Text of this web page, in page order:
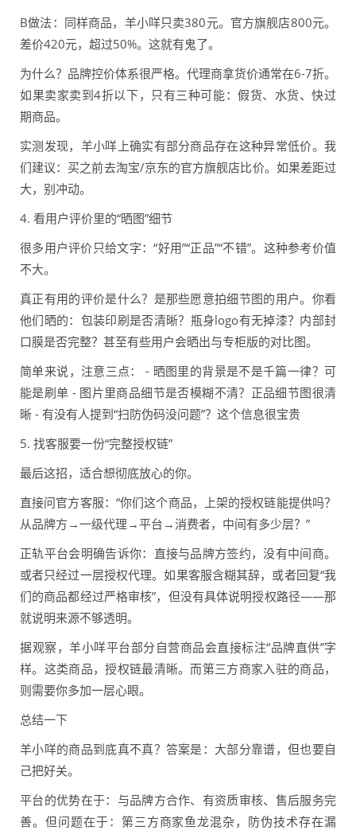
B做法：同样商品，羊小咩只卖380元。官方旗舰店800元。
差价420元，超过50%。这就有鬼了。
为什么？品牌控价体系很严格。代理商拿货价通常在6-7折。
如果卖家卖到4折以下，只有三种可能：假货、水货、快过
期商品。
实测发现，羊小咩上确实有部分商品存在这种异常低价。我
们建议：买之前去淘宝/京东的官方旗舰店比价。如果差距过
大，别冲动。
4. 看用户评价里的“晒图”细节
很多用户评价只给文字：“好用”“正品”“不错”。这种参考价值
不大。
真正有用的评价是什么？是那些愿意拍细节图的用户。你看
他们晒的：包装印刷是否清晰？瓶身logo有无掉漆？内部封
口膜是否完整？甚至有些用户会晒出与专柜版的对比图。
简单来说，注意三点： - 晒图里的背景是不是千篇一律？可
能是刷单 - 图片里商品细节是否模糊不清？正品细节图很清
晰 - 有没有人提到“扫防伪码没问题”？这个信息很宝贵
5. 找客服要一份“完整授权链”
最后这招，适合想彻底放心的你。
直接问官方客服：“你们这个商品，上架的授权链能提供吗？
从品牌方→一级代理→平台→消费者，中间有多少层？”
正轨平台会明确告诉你：直接与品牌方签约，没有中间商。
或者只经过一层授权代理。如果客服含糊其辞，或者回复“我
们的商品都经过严格审核”，但没有具体说明授权路径——那
就说明来源不够透明。
据观察，羊小咩平台部分自营商品会直接标注“品牌直供”字
样。这类商品，授权链最清晰。而第三方商家入驻的商品，
则需要你多加一层心眼。
总结一下
羊小咩的商品到底真不真？答案是：大部分靠谱，但也要自
己把好关。
平台的优势在于：与品牌方合作、有资质审核、售后服务完
善。但问题在于：第三方商家鱼龙混杂，防伪技术存在漏